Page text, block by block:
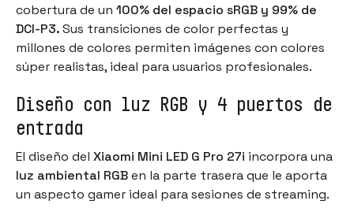
cobertura de un 100% del espacio sRGB y 99% de
DCI-P3.Sus transiciones de color perfectas y
millones de colores permiten imágenes con colores
súper realistas, ideal para usuarios profesionales.
Diseño con luz RGB y 4 puertos de
entrada
El diseño del Xiaomi Mini LED G Pro 27i incorpora una
luz ambiental RGBen la parte trasera que le aporta
un aspecto gamer ideal para sesiones de streaming.